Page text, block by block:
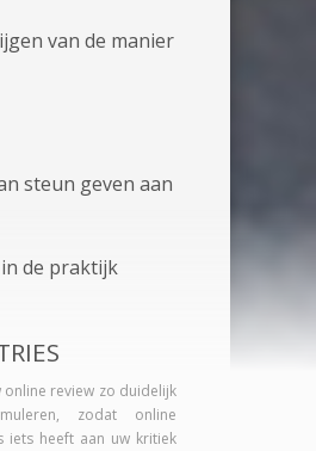
van de manier
steun geven aan
de praktijk
online review zo duidelijk
zodat online
iets heeft aan uw kritiek